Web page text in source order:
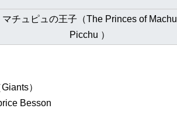
マチュピュの王子（The Princes of Machu
Picchu ）
）
Besson